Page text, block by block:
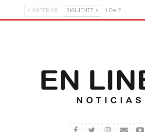
ANTERIOR SIGUIENTE 1 De 2